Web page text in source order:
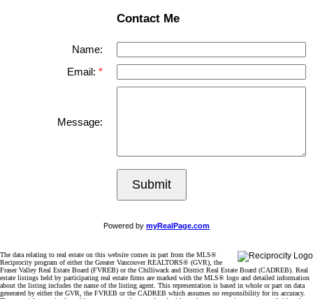
Contact Me
Name:
Email:
Message:
Submit
Powered by myRealPage.com
The data relating to real estate on this website comes in part from the MLS®
Reciprocity program of either the Greater Vancouver REALTORS® (GVR), the
Fraser Valley Real Estate Board (FVREB) or the Chilliwack and District Real Estate Board (CADREB). Real
estate listings held by participating real estate firms are marked with the MLS® logo and detailed information
about the listing includes the name of the listing agent. This representation is based in whole or part on data
generated by either the GVR, the FVREB or the CADREB which assumes no responsibility for its accuracy.